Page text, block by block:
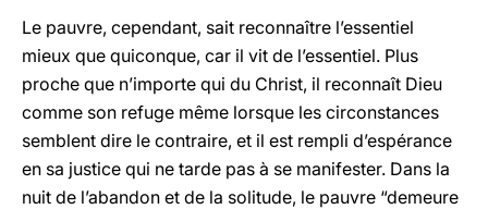
Le pauvre, cependant, sait reconnaître l’essentiel
mieux que quiconque, car il vit de l’essentiel. Plus
proche que n’importe qui du Christ, il reconnaît Dieu
comme son refuge même lorsque les circonstances
semblent dire le contraire, et il est rempli d’espérance
en sa justice qui ne tarde pas à se manifester. Dans la
nuit de l’abandon et de la solitude, le pauvre “demeure